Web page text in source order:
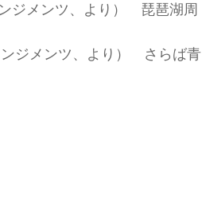
ジメンツ、より） 琵琶湖周
ンジメンツ、より） さらば青